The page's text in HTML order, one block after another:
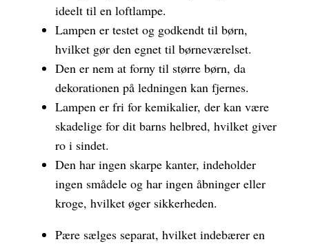
ideelt til en loftlampe.
Lampen er testet og godkendt til børn,
hvilket gør den egnet til børneværelset.
Den er nem at forny til større børn, da
dekorationen på ledningen kan fjernes.
Lampen er fri for kemikalier, der kan være
skadelige for dit barns helbred, hvilket giver
ro i sindet.
Den har ingen skarpe kanter, indeholder
ingen smådele og har ingen åbninger eller
kroge, hvilket øger sikkerheden.
Pære sælges separat, hvilket indebærer en